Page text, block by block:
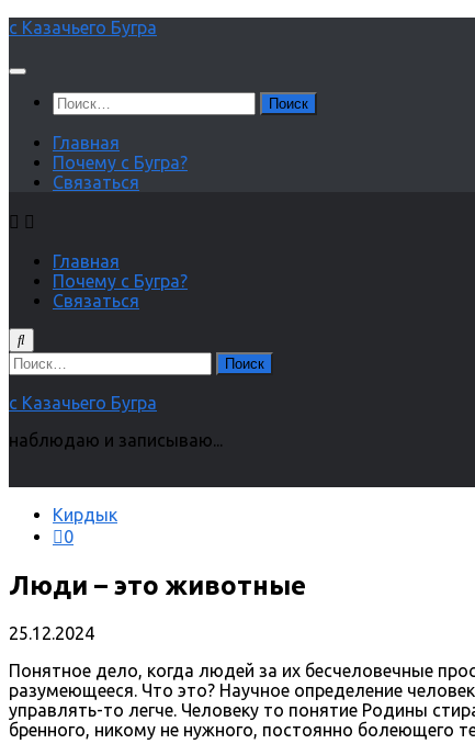
Перейти
содержимому
с Казачьего Бугра
Найти:
Главная
Почему с Бугра?
Связаться
Главная
Почему с Бугра?
Связаться
Найти:
с Казачьего Бугра
наблюдаю и записываю...
Кирдык
0
Люди – это животные
25.12.2024
Понятное дело, когда людей за их бесчеловечные
разумеющееся. Что это? Научное определение
управлять-то легче. Человеку то понятие Родины
бренного, никому не нужного, постоянно болеющего